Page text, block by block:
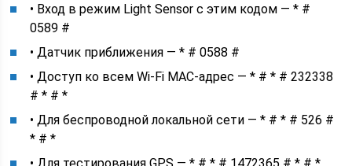
• Вход в режим Light Sensor с этим кодом — * #
0589 #
• Датчик приближения — * # 0588 #
• Доступ ко всем Wi-Fi MAC-адрес — * # * # 232338
# * # *
• Для беспроводной локальной сети — * # * # 526 #
* # *
• Для тестирования GPS — * # * # 1472365 # * # *